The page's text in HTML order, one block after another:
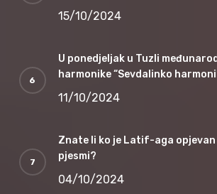
15/10/2024
U ponedjeljak u Tuzli
harmonike “Sevdalinko
11/10/2024
Znate li ko je Latif-aga
pjesmi?
04/10/2024